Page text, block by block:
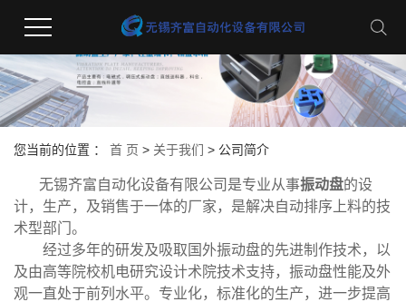
您当前的位置 ： 首 页 > 关于我们 > 公司简介
无锡齐富自动化设备有限公司是专业从事振动盘的设
计，生产，及销售于一体的厂家，是解决自动排序上料的技
术型部门。
经过多年的研发及吸取国外振动盘的先进制作技术，以
及由高等院校机电研究设计术院技术支持，振动盘性能及外
观一直处于前列水平。专业化，标准化的生产，进一步提高